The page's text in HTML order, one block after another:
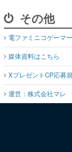
その他
電ファミニコゲーマ
媒体資料はこちら
XプレゼントCP応募
運営：株式会社マレ